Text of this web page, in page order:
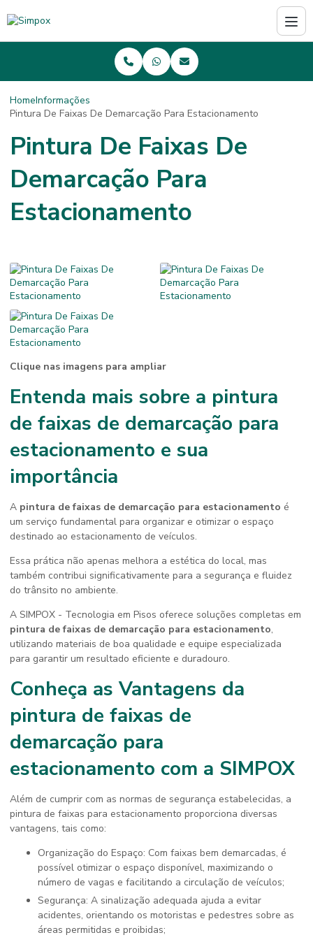
HomeInformações
Pintura De Faixas De Demarcação Para Estacionamento
Pintura De Faixas De
Demarcação Para
Estacionamento
Clique nas imagens para ampliar
Entenda mais sobre a pintura
de faixas de demarcação para
estacionamento e sua
importância
A pintura de faixas de demarcação para estacionamento é
um serviço fundamental para organizar e otimizar o espaço
destinado ao estacionamento de veículos.
Essa prática não apenas melhora a estética do local, mas
também contribui significativamente para a segurança e fluidez
do trânsito no ambiente.
A SIMPOX - Tecnologia em Pisos oferece soluções completas em
pintura de faixas de demarcação para estacionamento,
utilizando materiais de boa qualidade e equipe especializada
para garantir um resultado eficiente e duradouro.
Conheça as Vantagens da
pintura de faixas de
demarcação para
estacionamento com a SIMPOX
Além de cumprir com as normas de segurança estabelecidas, a
pintura de faixas para estacionamento proporciona diversas
vantagens, tais como:
Organização do Espaço: Com faixas bem demarcadas, é
possível otimizar o espaço disponível, maximizando o
número de vagas e facilitando a circulação de veículos;
Segurança: A sinalização adequada ajuda a evitar
acidentes, orientando os motoristas e pedestres sobre as
áreas permitidas e proibidas;